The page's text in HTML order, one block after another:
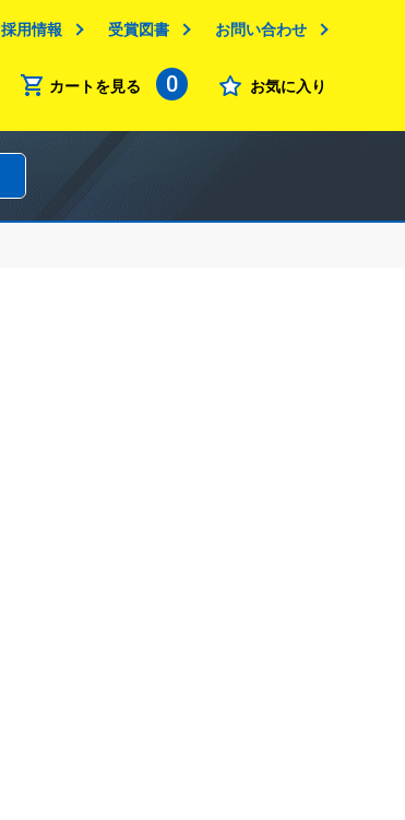
採用情報 受賞図書 お問い合わせ
カートを見る 0 お気に入り